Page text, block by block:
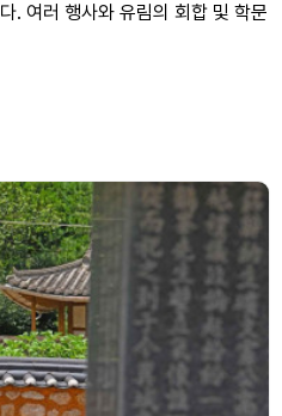
. 여러 행사와 유림의 회합 및 학문